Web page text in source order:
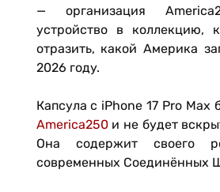
— организация
устройство в коллекцию,
отразить, какой Америка
2026 году.
Капсула с iPhone 17 Pro Max
America250и не будет
Она содержит своего
современных Соединённых